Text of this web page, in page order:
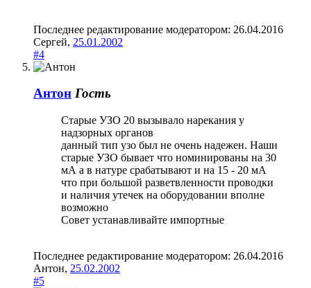
Последнее редактирование модератором: 26.04.2016
Сергей, 25.01.2002
#4
Антон Гость
Старые УЗО 20 вызывало нарекания у
надзорных органов
данный тип узо был не очень надежен. Наши
старые УЗО бывает что номинированы на 30
мА а в натуре срабатывают и на 15 - 20 мА
что при большой разветвленности проводки
и наличия утечек на оборудовании вполне
возможно
Совет устанавливайте импортные
Последнее редактирование модератором: 26.04.2016
Антон, 25.02.2002
#5